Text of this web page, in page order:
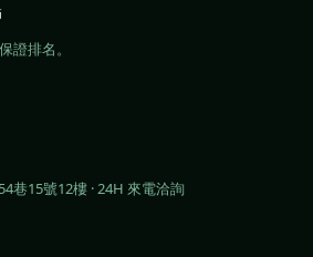
證排名。
巷15號12樓 · 24H 來電洽詢